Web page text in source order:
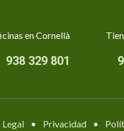
en Cornellà
938 329 801
Legal • Privacidad •